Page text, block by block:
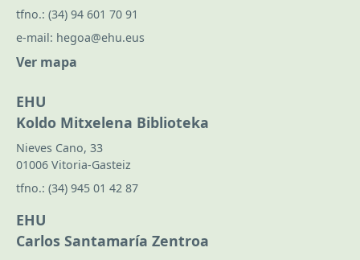
tfno.: (34) 94 601 70 91
e-mail: hegoa@ehu.eus
Ver mapa
EHU
Koldo Mitxelena Biblioteka
Nieves Cano, 33
01006 Vitoria-Gasteiz
tfno.: (34) 945 01 42 87
EHU
Carlos Santamaría Zentroa